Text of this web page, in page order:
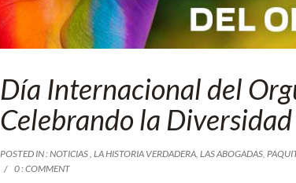
Día Internacional del
Celebrando la
POSTED IN :NOTICIAS ,LA HISTORIA VERDADERA ,LAS ABOGADAS
0 : COMMENT